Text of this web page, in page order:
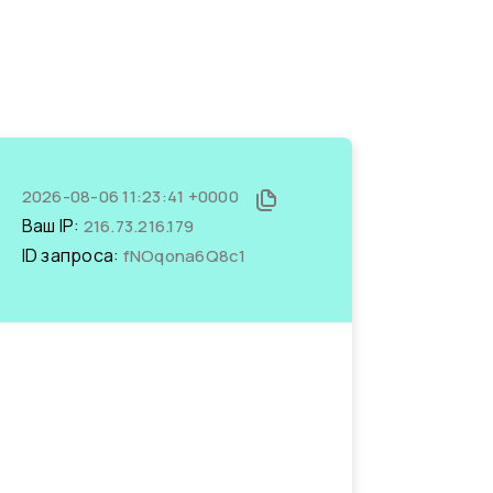
2026-08-06 11:23:41 +0000
Ваш IP: 216.73.216.179
ID запроса: fNOqona6Q8c1